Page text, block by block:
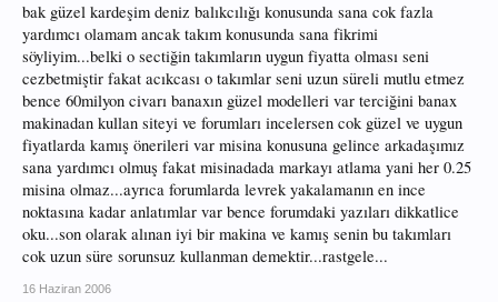
bak güzel kardeşim deniz balıkcılığı konusunda sana cok fazla
yardımcı olamam ancak takım konusunda sana fikrimi
söyliyim...belki o sectiğin takımların uygun fiyatta olması seni
cezbetmiştir fakat acıkcası o takımlar seni uzun süreli mutlu etmez
bence 60milyon civarı banaxın güzel modelleri var terciğini banax
makinadan kullan siteyi ve forumları incelersen cok güzel ve uygun
fiyatlarda kamış önerileri var misina konusuna gelince arkadaşımız
sana yardımcı olmuş fakat misinadada markayı atlama yani her 0.25
misina olmaz...ayrıca forumlarda levrek yakalamanın en ince
noktasına kadar anlatımlar var bence forumdaki yazıları dikkatlice
oku...son olarak alınan iyi bir makina ve kamış senin bu takımları
cok uzun süre sorunsuz kullanman demektir...rastgele...
16 Haziran 2006